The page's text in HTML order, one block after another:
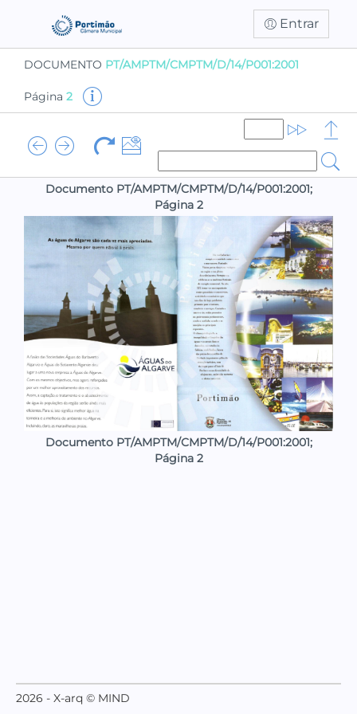
Entrar
DOCUMENTO PT/AMPTM/CMPTM/D/14/P001:2001
Página 2
Documento PT/AMPTM/CMPTM/D/14/P001:2001;
Página 2
Documento PT/AMPTM/CMPTM/D/14/P001:2001;
Página 2
2026 - X-arq © MIND